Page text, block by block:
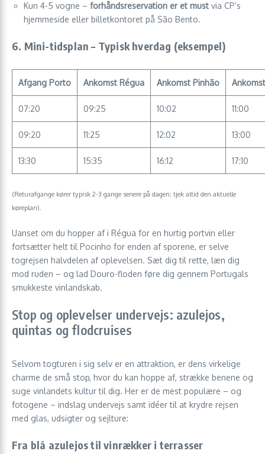
Kun 4-5 vogne – forhåndsreservation er et must via CP’s
hjemmeside eller billetkontoret på São Bento.
6. Mini-tidsplan – Typisk hverdag (eksempel)
Afgang Porto Ankomst Régua Ankomst Pinhão
07:20 09:25 10:02 11:00
09:20 11:25 12:02 13:00
13:30 15:35 16:12 17:10
(Returafgange kører typisk 2-3 gange senere på dagen; tjek altid den aktuelle
køreplan).
Uanset om du hopper af i Régua for en hurtig portvin eller
fortsætter helt til Pocinho for enden af sporene, er selve
togrejsen halvdelen af oplevelsen. Sæt dig til rette, læn dig
mod ruden – og lad Douro-floden føre dig gennem Portugals
smukkeste vinlandskab.
Stop og oplevelser undervejs: azulejos,
quintas og flodcruises
Selvom togturen i sig selv er en attraktion, er dens virkelige
charme de små stop, hvor du kan hoppe af, strække benene og
suge vinlandets kultur til dig. Her er de mest populære – og
fotogene – indslag undervejs samt idéer til at krydre rejsen
med glas, udsigter og sejlture:
Fra blå azulejos til vinrækker i terrasser